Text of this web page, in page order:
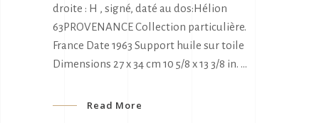
droite : H , signé, daté au dos:Hélion
63PROVENANCE Collection particulière.
France Date 1963 Support huile sur toile
Dimensions 27 x 34 cm 10 5/8 x 13 3/8 in.
Read More